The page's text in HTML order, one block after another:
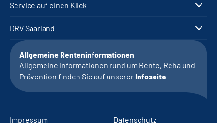
Service auf einen Klick
DRV Saarland
Allgemeine Renteninformationen
Allgemeine Informationen rund um Rente, Reha und
Prävention finden Sie auf unserer Infoseite
Impressum Datenschutz